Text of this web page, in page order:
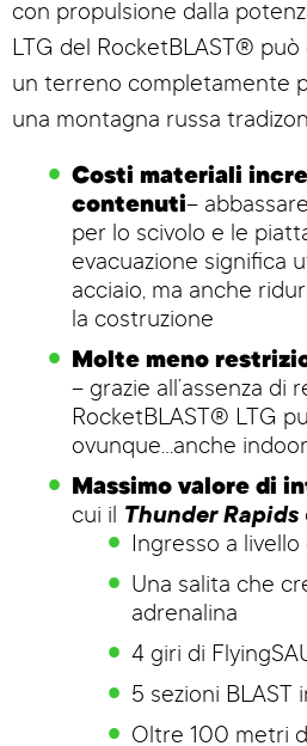
con propulsione dalla
LTG del RocketBLAST®
un terreno completamente
una montagna russa
Costi materiali
contenuti–
per lo scivolo e le
evacuazione significa
acciaio, ma anche
la costruzione
Molte meno
– grazie all’assenza di
RocketBLAST® LTG
ovunque…anche
Massimo valore di
cui il Thunder Rapids
Ingresso a
Una salita che
adrenalina
4 giri di
5 sezioni BLAST
Oltre 100 metri